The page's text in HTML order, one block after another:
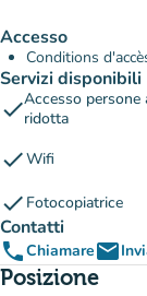
Accesso
Conditions
Servizi disponibili
checkAccesso persone
ridotta
checkWifi
check Fotocopiatrice
Contatti
phoneChiamareemail
Posizione